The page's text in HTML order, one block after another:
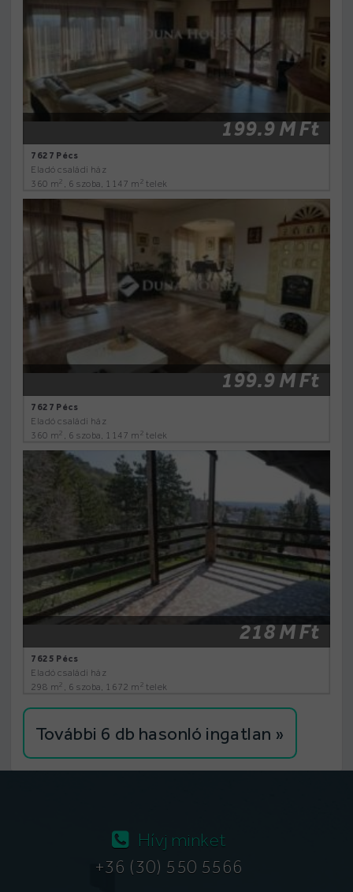
199.9 M Ft
7627 Pécs
Eladó családi ház
360 m2 , 6 szoba, 1147 m 2 telek
199.9 M Ft
7627 Pécs
Eladó családi ház
360 m2 , 6 szoba, 1147 m 2 telek
218 M Ft
7625 Pécs
Eladó családi ház
298 m2 , 6 szoba, 1672 m 2 telek
További 6 db hasonló ingatlan »
Hívj minket
+36 (30) 550 5566